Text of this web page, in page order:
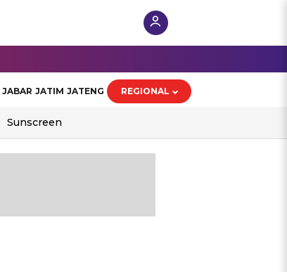
JABAR JATIM JATENG REGIONAL
Sunscreen